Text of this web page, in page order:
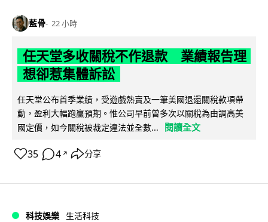
藍骨 22 小時
任天堂多收關稅不作退款 業績報告理
想卻惹集體訴訟
任天堂公布首季業績，受遊戲熱賣及一筆美國退還關稅款項帶
動，盈利大幅跑贏預期。惟公司早前曾多次以關稅為由調高美
國定價，如今關稅被裁定違法並全數...
閱讀全文
35 4 ↗ 分享
科技娛樂 生活科技